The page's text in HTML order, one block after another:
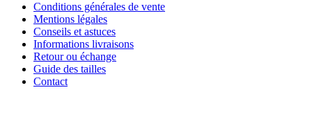
Conditions générales de vente
Mentions légales
Conseils et astuces
Informations livraisons
Retour ou échange
Guide des tailles
Contact